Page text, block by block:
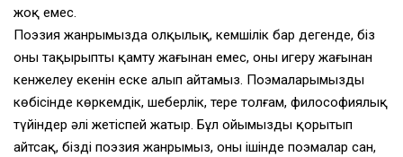
жоқ емес.
Поэзия жанрымызда олқылық, кемшілік бар дегенде, біз
оның тақырыпты қамту жағынан емес, оны игеру жағынан
кенжелеу екенін еске алып айтамыз. Поэмаларымыздың
көбісінде көркемдік, шеберлік, терең толғам, философиялық
түйіндер әлі жетіспей жатыр. Бұл ойымызды қорытып
айтсақ, біздің поэзия жанрымыз, оның ішінде поэмалар сан,